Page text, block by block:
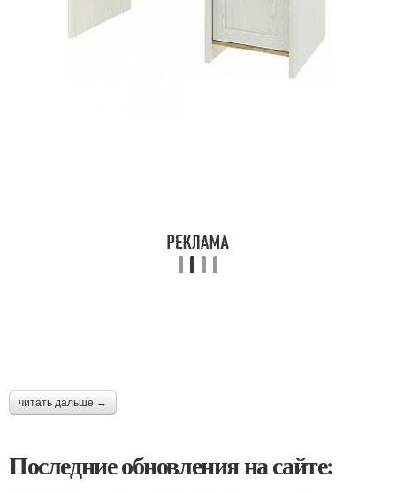
читать дальше →
Последние обновления на сайте: